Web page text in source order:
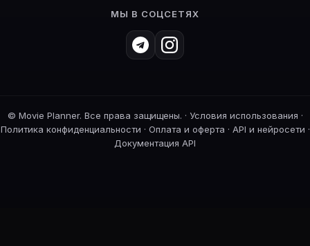
МЫ В СОЦСЕТЯХ
© Movie Planner. Все права защищены. · Условия использования ·
Политика конфиденциальности · Оплата и оферта · API и нейросети ·
Документация API